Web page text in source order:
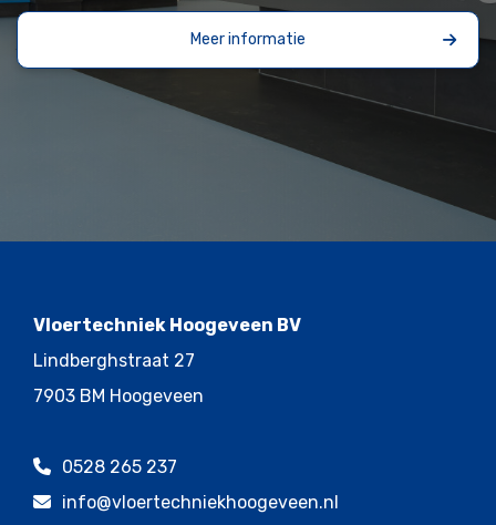
Meer informatie
Vloertechniek Hoogeveen BV
Lindberghstraat 27
7903 BM Hoogeveen
0528 265 237
info@vloertechniekhoogeveen.nl